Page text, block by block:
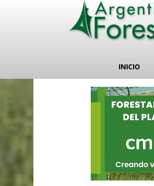
INICIO